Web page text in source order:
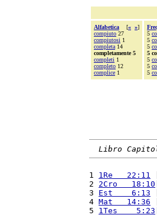
Alfabetica [« »]
compiuto 27
compiutosi 1
completa 14
completamente 5
completi 1
completo 12
complice 1
5
5
5
5
5
5
5
Libro
1 1Re   22:11
2 2Cro   18:10
3 Est    6:13
4 Mat   14:36
5 1Tes    5:23